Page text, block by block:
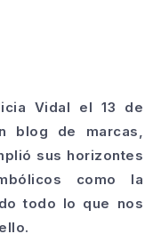
Vidal el 13 de
blog de marcas,
sus horizontes
como la
todo lo que nos